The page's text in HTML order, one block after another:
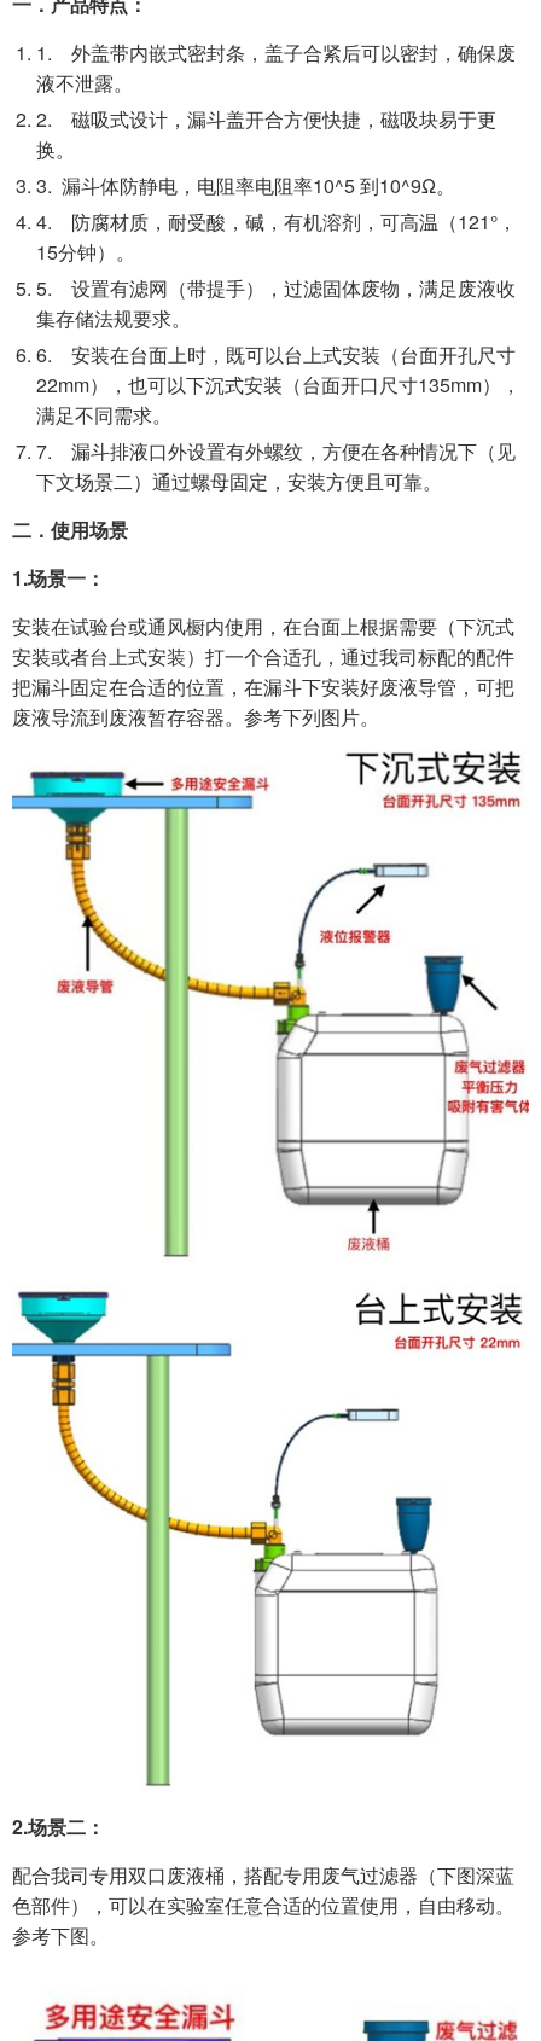
1. 外盖带内嵌式密封条，盖子合紧后可以密封，确保废
液不泄露。
2. 磁吸式设计，漏斗盖开合方便快捷，磁吸块易于更
换。
3. 漏斗体防静电，电阻率电阻率10^5 到10^9Ω。
4. 防腐材质，耐受酸，碱，有机溶剂，可高温（121°，
15分钟）。
5. 设置有滤网（带提手），过滤固体废物，满足废液收
集存储法规要求。
6. 安装在台面上时，既可以台上式安装（台面开孔尺寸
22mm），也可以下沉式安装（台面开口尺寸135mm），
满足不同需求。
7. 漏斗排液口外设置有外螺纹，方便在各种情况下（见
下文场景二）通过螺母固定，安装方便且可靠。
二．使用场景
1.场景一：
安装在试验台或通风橱内使用，在台面上根据需要（下沉式
安装或者台上式安装）打一个合适孔，通过我司标配的配件
把漏斗固定在合适的位置，在漏斗下安装好废液导管，可把
废液导流到废液暂存容器。参考下列图片。
2.场景二：
配合我司专用双口废液桶，搭配专用废气过滤器 （下图深蓝
色部件），可以在实验室任意合适的位置使用，自由移动。
参考下图。